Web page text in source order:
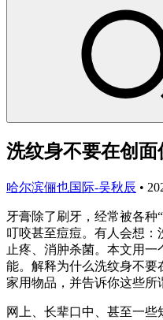
洗纹身不要在创
哈尔滨俪也国际-吴秋辰 •
牙膏除了刷牙，经常被各种
叮咬甚至痘痘。有人会想
止疼、消肿杀菌。本文用
能。解释为什么洗纹身不
家用物品，并告诉你这些所
网上、长辈口中、甚至一